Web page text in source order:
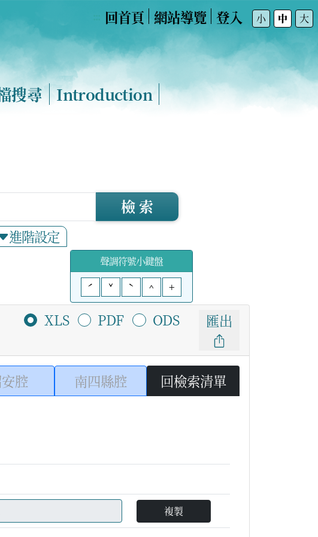
回首頁 網站導覽 登入 小 中 大
搜尋 Introduction
進階設定
檢 索
聲調符號小鍵盤
ˊ
ˇ ˋ ^ +
XLS PDF ODS 匯出
腔 南四縣腔 回檢索清單
複製